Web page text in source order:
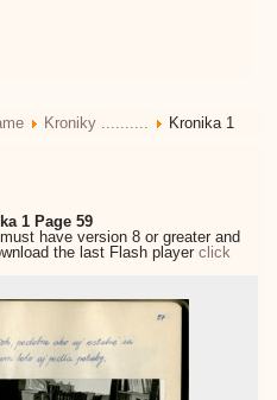
Kroniky ..........
Kronika 1
1 Page 59
have version 8 or greater and
the last Flash playerclick